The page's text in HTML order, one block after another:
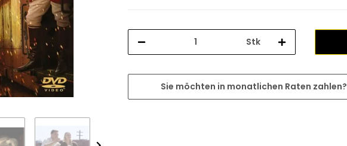
Stk
Sie möchten in monatlichen Raten zahlen?